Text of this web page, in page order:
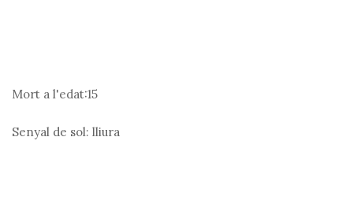
Mort a l'edat:15
Senyal de sol: lliura